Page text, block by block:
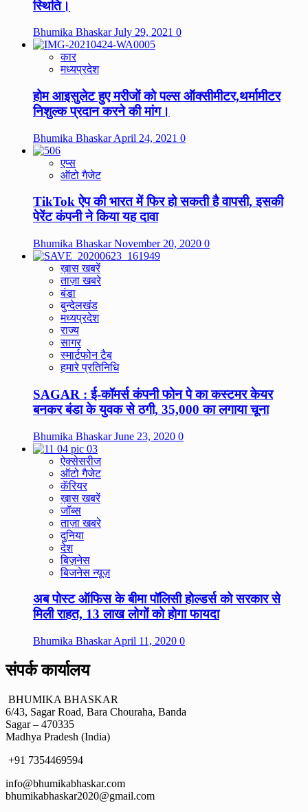
स्थिति।
Bhumika BhaskarJuly 29, 2021 0
कार
मध्यप्रदेश
होम आइसुलेट हुए मरीजों को पल्स ऑक्सीमीटर,थर्मामीटर
निशुल्क प्रदान करने की मांग।
Bhumika BhaskarApril 24, 2021 0
एप्स
ऑटो गैजेट
TikTok ऐप की भारत में फिर हो सकती है वापसी, इसकी
पेरेंट कंपनी ने किया यह दावा
Bhumika BhaskarNovember 20, 2020 0
ख़ास खबरें
ताज़ा खबरे
बंडा
बुन्देलखंड
मध्यप्रदेश
राज्य
सागर
स्मार्टफोन टैब
हमारे प्रतिनिधि
SAGAR : ई-कॉमर्स कंपनी फोन पे का कस्टमर केयर
बनकर बंडा के युवक से ठगी, 35,000 का लगाया चूना
Bhumika BhaskarJune 23, 2020 0
ऐक्सेसरीज
ऑटो गैजेट
कॅरियर
ख़ास खबरें
जॉब्स
ताज़ा खबरे
दुनिया
देश
बिज़नेस
बिजनेस न्यूज़
अब पोस्ट ऑफिस के बीमा पॉलिसी होल्डर्स को सरकार से
मिली राहत, 13 लाख लोगों को होगा फायदा
Bhumika BhaskarApril 11, 2020 0
संपर्क कार्यालय
BHUMIKA BHASKAR
6/43, Sagar Road, Bara Chouraha, Banda
Sagar – 470335
Madhya Pradesh (India)
+91 7354469594
info@bhumikabhaskar.com
bhumikabhaskar2020@gmail.com